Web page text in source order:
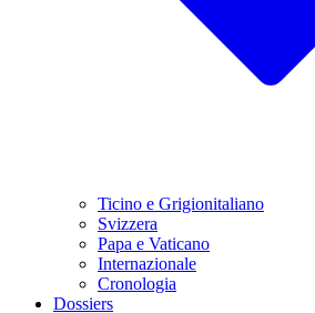
Ticino e Grigionitaliano
Svizzera
Papa e Vaticano
Internazionale
Cronologia
Dossiers